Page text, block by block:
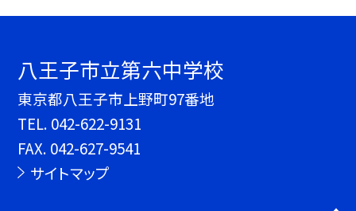
八王子市立第六中学校
東京都八王子市上野町97番地
TEL. 042-622-9131
FAX. 042-627-9541
サイトマップ